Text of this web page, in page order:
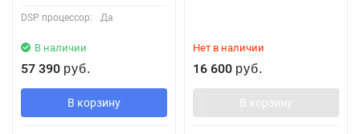
DSP процессор: Да
В наличии
57 390 руб.
В корзину
Нет в наличии
16 600 руб.
В корзину